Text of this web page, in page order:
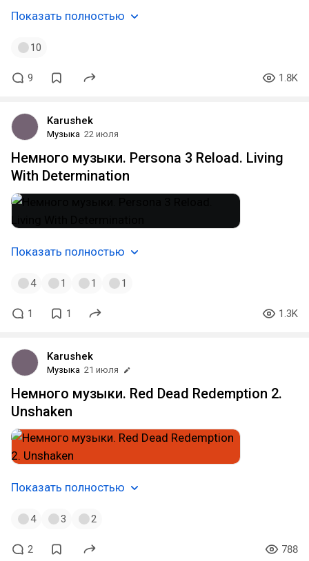
Показать полностью
10
9 1.8K
Karushek
Музыка 22 июля
Немного музыки. Persona 3 Reload. Living
With Determination
Показать полностью
4 1 1 1
1 1 1.3K
Karushek
Музыка 21 июля
Немного музыки. Red Dead Redemption 2.
Unshaken
Показать полностью
4 3 2
2 788